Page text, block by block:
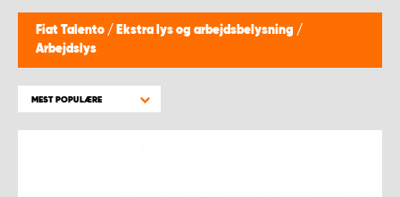
Fiat Talento / Ekstra lys og arbejdsbelysning /
Arbejdslys
MEST POPULÆRE